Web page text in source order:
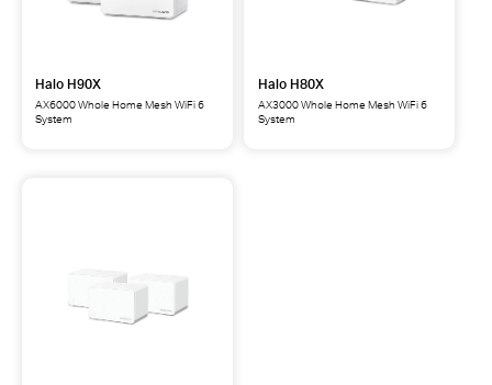
Halo H90X
AX6000 Whole Home Mesh WiFi 6
System
Halo H80X
AX3000 Whole Home Mesh WiFi 6
System